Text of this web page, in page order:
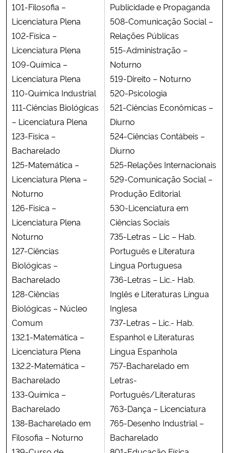
101-Filosofia –
Licenciatura Plena
102-Física –
Licenciatura Plena
109-Química –
Licenciatura Plena
110-Química Industrial
111-Ciências Biológicas
– Licenciatura Plena
123-Física –
Bacharelado
125-Matemática –
Licenciatura Plena –
Noturno
126-Física –
Licenciatura Plena
Noturno
127-Ciências
Biológicas –
Bacharelado
128-Ciências
Biológicas – Núcleo
Comum
132.1-Matemática –
Licenciatura Plena
132.2-Matemática –
Bacharelado
133-Química –
Bacharelado
138-Bacharelado em
Filosofia – Noturno
Publicidade e Propaganda
508-Comunicação Social –
Relações Públicas
515-Administração –
Noturno
519-Direito – Noturno
520-Psicologia
521-Ciências Econômicas –
Diurno
524-Ciências Contábeis –
Diurno
525-Relações Internacionais
529-Comunicação Social –
Produção Editorial
530-Licenciatura em
Ciências Sociais
735-Letras – Lic – Hab.
Português e Literatura
Língua Portuguesa
736-Letras – Lic.- Hab.
Inglês e Literaturas Língua
Inglesa
737-Letras – Lic.- Hab.
Espanhol e Literaturas
Língua Espanhola
757-Bacharelado em
Letras-
Português/Literaturas
763-Dança – Licenciatura
765-Desenho Industrial –
Bacharelado